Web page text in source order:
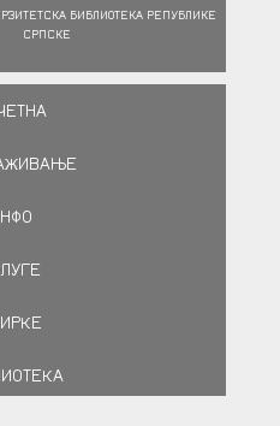
БИБЛИОТЕКА РЕПУБЛИКЕ
СРПСКЕ